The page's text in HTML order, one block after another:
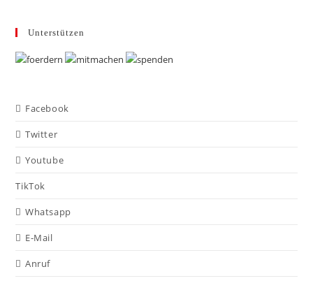
Unterstützen
Facebook
Twitter
Youtube
TikTok
Whatsapp
E-Mail
Anruf